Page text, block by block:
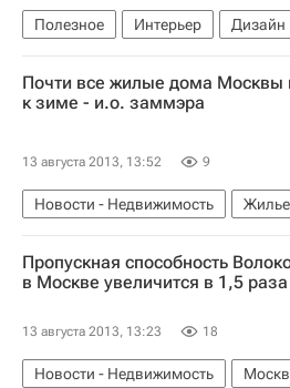
Полезное Интерьер
Дизайн
Мультимедиа – РИА Недвижимость
Почти все жилые дома Москвы
к зиме - и.о. заммэра
13 августа 2013, 13:52 9
Новости - Недвижимость Жилье
ЖКХ
Петр Бирюков
Россия
Пропускная способность
в Москве увеличится в 1,5 раза
13 августа 2013, 13:23 18
Новости - Недвижимость